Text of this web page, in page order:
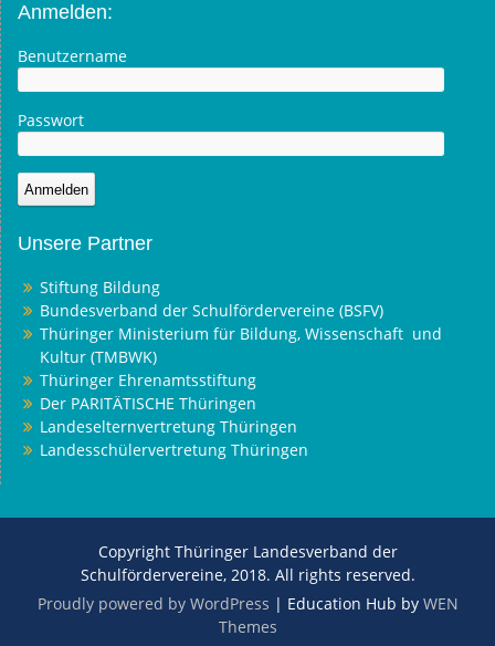
Anmelden:
Benutzername
Passwort
Unsere Partner
Stiftung Bildung
Bundesverband der Schulfördervereine (BSFV)
Thüringer Ministerium für Bildung, Wissenschaft und
Kultur (TMBWK)
Thüringer Ehrenamtsstiftung
Der PARITÄTISCHE Thüringen
Landeselternvertretung Thüringen
Landesschülervertretung Thüringen
Copyright Thüringer Landesverband der
Schulfördervereine, 2018. All rights reserved.
Proudly powered by WordPress | Education Hub by WEN
Themes